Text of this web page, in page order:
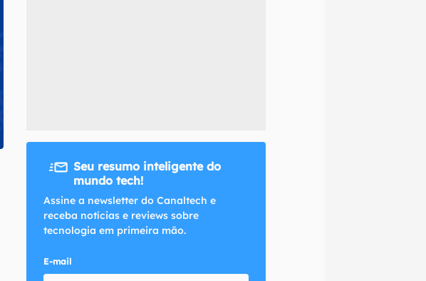
Seu resumo inteligente do
mundo tech!
Assine a newsletter do Canaltech e
receba notícias e reviews sobre
tecnologia em primeira mão.
E-mail